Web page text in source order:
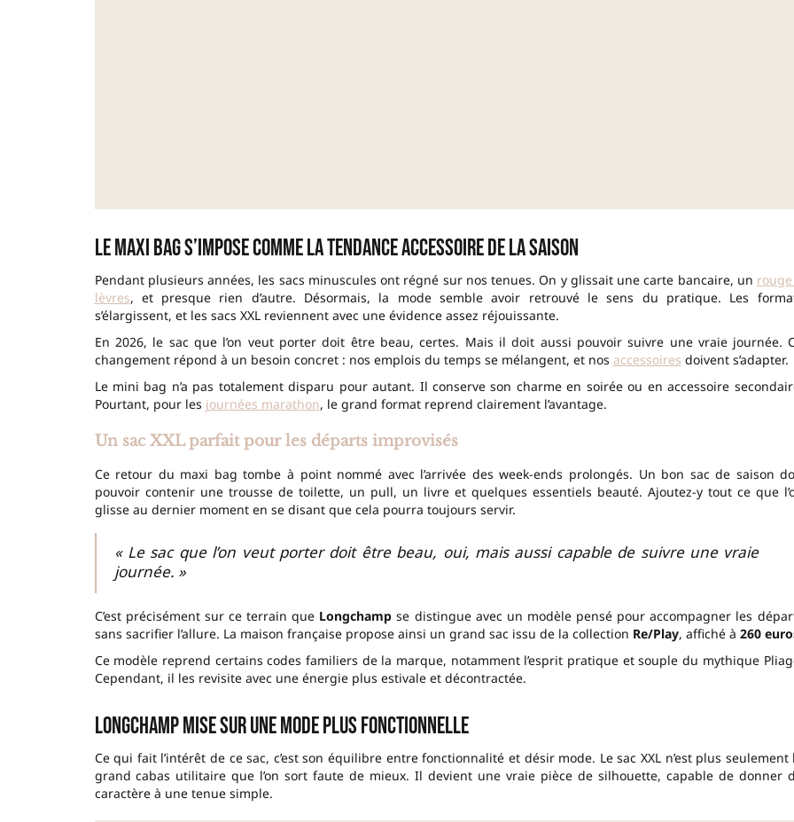
Le maxi bag s’impose comme la tendance accessoire de la saison
Pendant plusieurs années, les sacs minuscules ont régné sur nos tenues. On y glissait une carte bancaire, un
lèvres, et presque rien d’autre. Désormais, la mode semble avoir retrouvé le sens du pratique. Les
s’élargissent, et les sacs XXL reviennent avec une évidence assez réjouissante.
En 2026, le sac que l’on veut porter doit être beau, certes. Mais il doit aussi pouvoir suivre une vraie journée.
changement répond à un besoin concret : nos emplois du temps se mélangent, et nos accessoires doivent s’adapter.
Le mini bag n’a pas totalement disparu pour autant. Il conserve son charme en soirée ou en accessoire
Pourtant, pour les journées marathon, le grand format reprend clairement l’avantage.
Un sac XXL parfait pour les départs improvisés
Ce retour du maxi bag tombe à point nommé avec l’arrivée des week-ends prolongés. Un bon sac de saison
pouvoir contenir une trousse de toilette, un pull, un livre et quelques essentiels beauté. Ajoutez-y tout ce que
glisse au dernier moment en se disant que cela pourra toujours servir.
« Le sac que l’on veut porter doit être beau, oui, mais aussi capable de suivre une vraie
journée. »
C’est précisément sur ce terrain que Longchamp se distingue avec un modèle pensé pour accompagner les
sans sacrifier l’allure. La maison française propose ainsi un grand sac issu de la collection Re/Play, affiché à 260
Ce modèle reprend certains codes familiers de la marque, notamment l’esprit pratique et souple du mythique
Cependant, il les revisite avec une énergie plus estivale et décontractée.
Longchamp mise sur une mode plus fonctionnelle
Ce qui fait l’intérêt de ce sac, c’est son équilibre entre fonctionnalité et désir mode. Le sac XXL n’est plus seulement
grand cabas utilitaire que l’on sort faute de mieux. Il devient une vraie pièce de silhouette, capable de donner
caractère à une tenue simple.